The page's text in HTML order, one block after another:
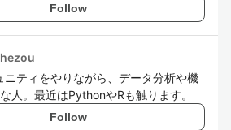
Follow
ニティをやりながら、データ分析や機
人。最近はPythonやRも触ります。
Follow